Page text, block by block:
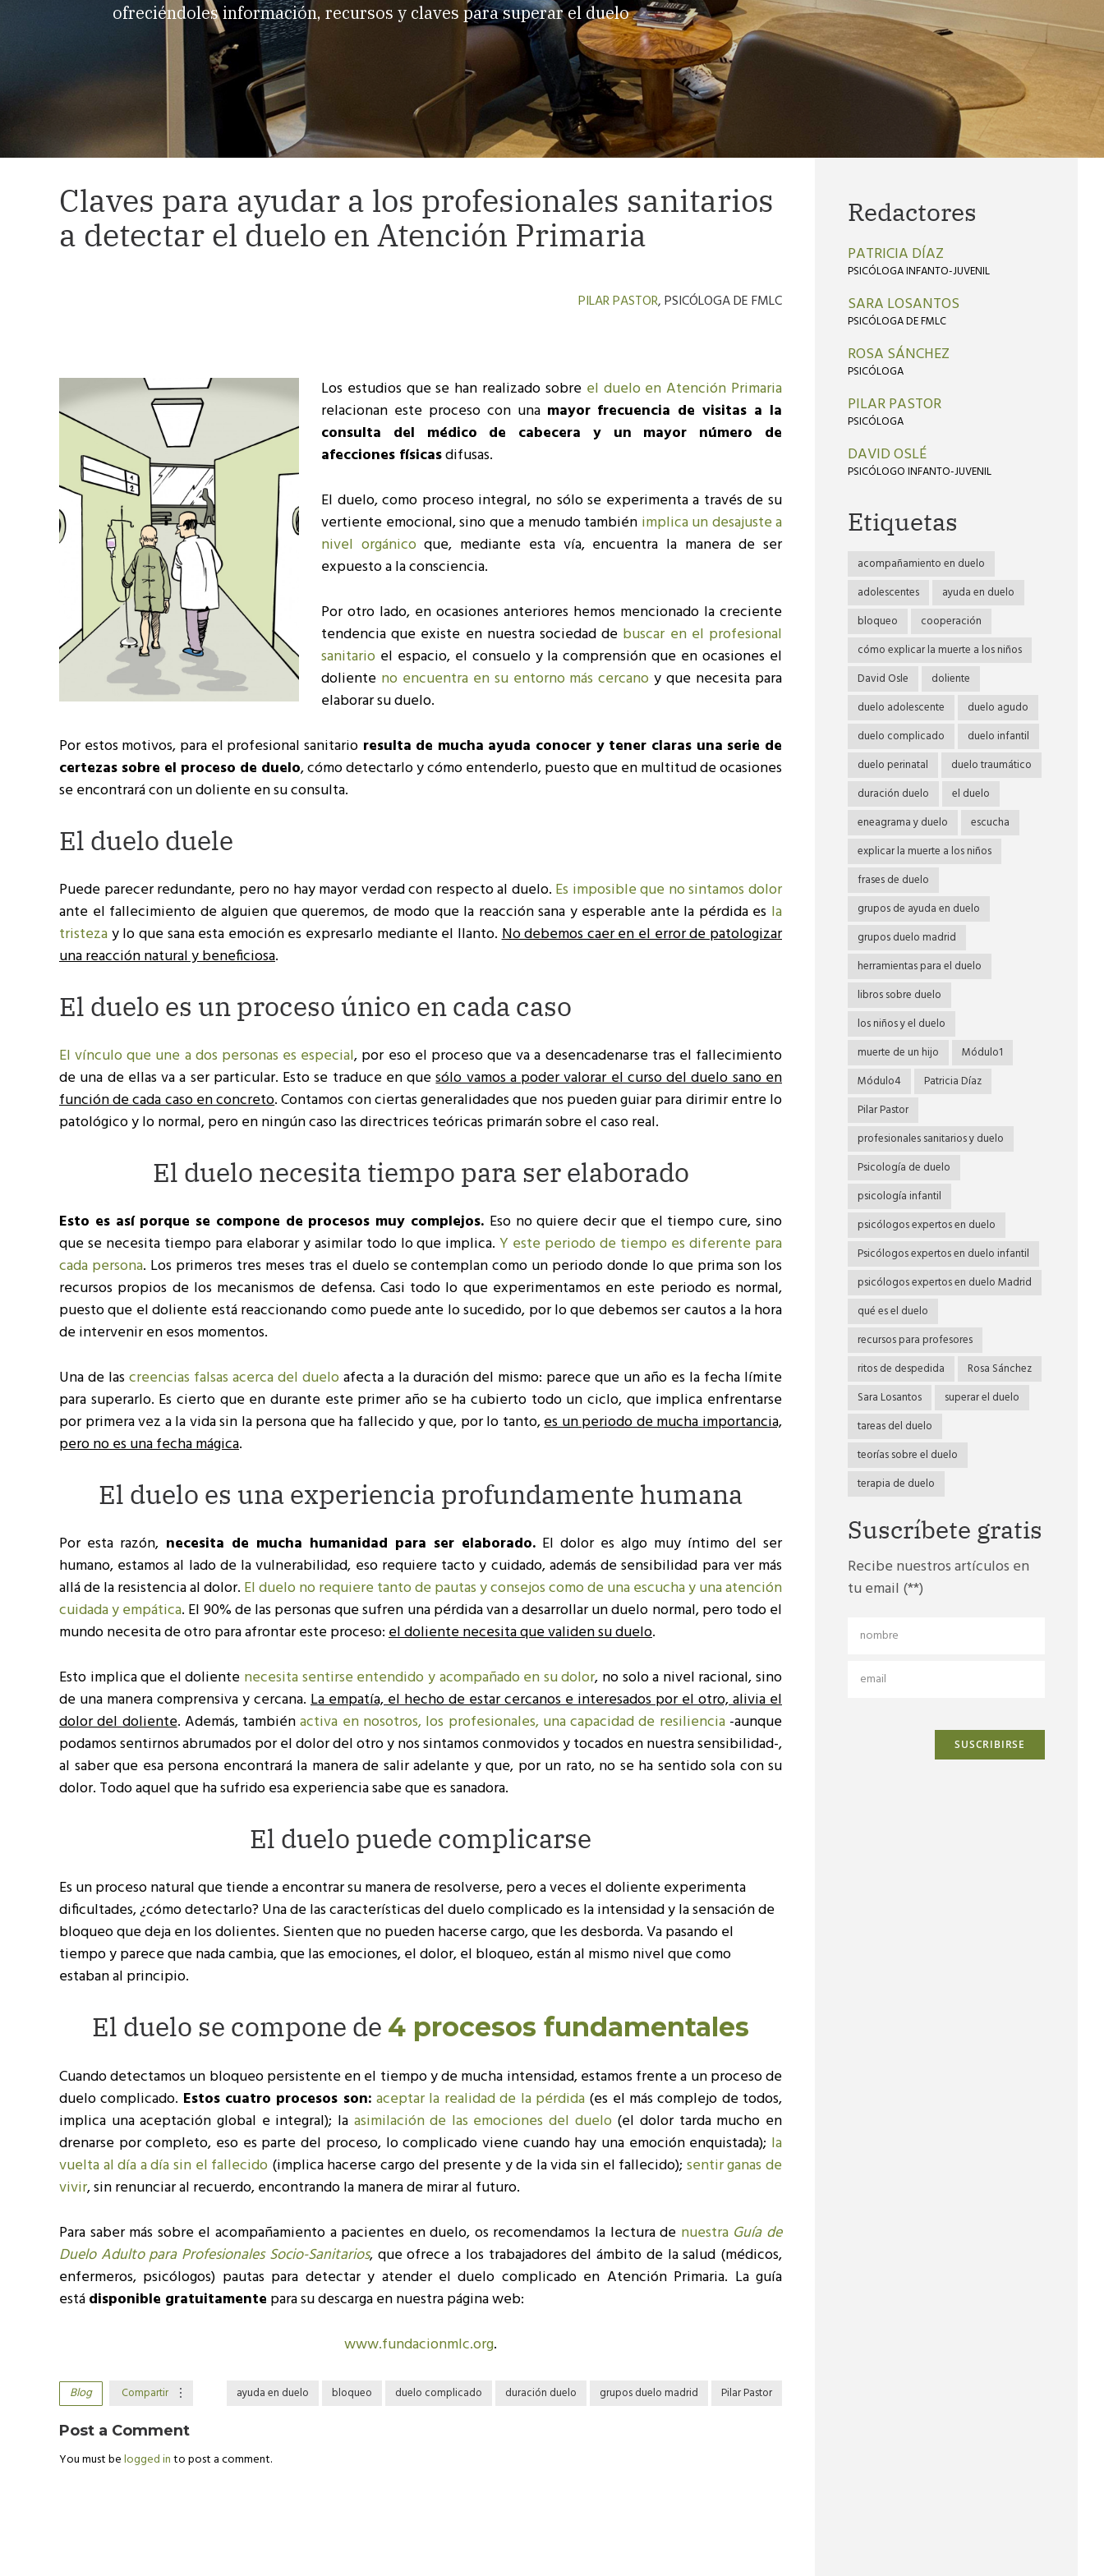
ofreciéndoles información, recursos y claves para superar el duelo
Claves para ayudar a los profesionales sanitarios
a detectar el duelo en Atención Primaria
PILAR PASTOR, PSICÓLOGA DE FMLC
Los estudios que se han realizado sobre el duelo en Atención Primaria
relacionan este proceso con una mayor frecuencia de visitas a la
consulta del médico de cabecera y un mayor número de
afecciones físicasdifusas.
El duelo, como proceso integral, no sólo se experimenta a través de su
vertiente emocional, sino que a menudo también implica un desajuste a
nivel orgánicoque, mediante esta vía, encuentra la manera de ser
expuesto a la consciencia.
Por otro lado, en ocasiones anteriores hemos mencionado la creciente
tendencia que existe en nuestra sociedad de buscar en el profesional
sanitario el espacio, el consuelo y la comprensión que en ocasiones el
doliente no encuentra en su entorno más cercano y que necesita para
elaborar su duelo.
Por estos motivos, para el profesional sanitarioresulta de mucha ayuda conocer y tener claras una serie de
certezas sobre el proceso de duelo, cómo detectarlo y cómo entenderlo, puesto que en multitud de ocasiones
se encontrará con un doliente en su consulta.
El duelo duele
Puede parecer redundante, pero no hay mayor verdad con respecto al duelo. Es imposible que no sintamos dolor
ante el fallecimiento de alguien que queremos, de modo que la reacción sana y esperable ante la pérdida es la
tristezay lo que sana esta emoción es expresarlo mediante el llanto.No debemos caer en el error de patologizar
una reacción natural y beneficiosa.
El duelo es un proceso único en cada caso
El vínculo que une a dos personas es especial, por eso el proceso que va a desencadenarse tras el fallecimiento
de una de ellas va a ser particular. Esto se traduce en quesólo vamos a poder valorar el curso del duelo sano en
función de cada caso en concreto. Contamos con ciertas generalidades que nos pueden guiar para dirimir entre lo
patológico y lo normal, pero en ningún caso las directrices teóricas primarán sobre el caso real.
El duelo necesita tiempo para ser elaborado
Esto es así porque se compone de procesos muy complejos. Eso no quiere decir que el tiempo cure, sino
que se necesita tiempo para elaborar y asimilar todo lo que implica.Y este periodo de tiempo es diferente para
cada persona. Los primeros tres meses tras el duelo se contemplan como un periodo donde lo que prima son los
recursos propios de los mecanismos de defensa. Casi todo lo que experimentamos en este periodo es normal,
puesto que el doliente está reaccionando como puede ante lo sucedido, por lo que debemos ser cautos a la hora
de intervenir en esos momentos.
Una de lascreencias falsas acerca del dueloafecta a la duración del mismo: parece que un año es la fecha límite
para superarlo. Es cierto que en durante este primer año se ha cubierto todo un ciclo, que implica enfrentarse
por primera vez a la vida sin la persona que ha fallecido y que, por lo tanto,es un periodo de mucha importancia,
pero no es una fecha mágica.
El duelo es una experiencia profundamente humana
Por esta razón, necesita de mucha humanidad para ser elaborado. El dolor es algo muy íntimo del ser
humano, estamos al lado de la vulnerabilidad, eso requiere tacto y cuidado, además de sensibilidad para ver más
allá de la resistencia al dolor. El duelo no requiere tanto de pautas y consejos como de una escucha y una atención
cuidada y empática. El 90% de las personas que sufren una pérdida van a desarrollar un duelo normal, pero todo el
mundo necesita de otro para afrontar este proceso:el doliente necesita que validen su duelo.
Esto implica que el doliente necesita sentirse entendido y acompañado en su dolor, no solo a nivel racional, sino
de una manera comprensiva y cercana. La empatía, el hecho de estar cercanos e interesados por el otro, alivia el
dolor del doliente. Además, tambiénactiva en nosotros, los profesionales, una capacidad de resiliencia-aunque
podamos sentirnos abrumados por el dolor del otro y nos sintamos conmovidos y tocados en nuestra sensibilidad-,
al saber que esa persona encontrará la manera de salir adelante y que, por un rato, no se ha sentido sola con su
dolor. Todo aquel que ha sufrido esa experiencia sabe que es sanadora.
El duelo puede complicarse
Es un proceso natural que tiende a encontrar su manera de resolverse, pero a veces el doliente experimenta
dificultades, ¿cómo detectarlo? Una de las características del duelo complicado es la intensidad y la sensación de
bloqueo que deja en los dolientes. Sienten que no pueden hacerse cargo, que les desborda. Va pasando el
tiempo y parece que nada cambia, que las emociones, el dolor, el bloqueo, están al mismo nivel que como
estaban al principio.
El duelo se compone de 4 procesos fundamentales
Cuando detectamos un bloqueo persistente en el tiempo y de mucha intensidad, estamos frente a un proceso de
duelo complicado. Estos cuatro procesos son: aceptar la realidad de la pérdida(es el más complejo de todos,
implica una aceptación global e integral); la asimilación de las emociones del duelo(el dolor tarda mucho en
drenarse por completo, eso es parte del proceso, lo complicado viene cuando hay una emoción enquistada); la
vuelta al día a día sin el fallecido (implica hacerse cargo del presente y de la vida sin el fallecido); sentir ganas de
vivir, sin renunciar al recuerdo, encontrando la manera de mirar al futuro.
Para saber más sobre el acompañamiento a pacientes en duelo, os recomendamos la lectura de nuestra Guía de
Duelo Adulto para Profesionales Socio-Sanitarios, que ofrece a los trabajadores del ámbito de la salud (médicos,
enfermeros, psicólogos) pautas para detectar y atender el duelo complicado en Atención Primaria. La guía
estádisponible gratuitamente para su descarga en nuestra página web:
www.fundacionmlc.org.
Blog Compartir ayuda en duelo bloqueo duelo complicado duración duelo grupos duelo madrid Pilar Pastor
Post a Comment
You must belogged into post a comment.
Redactores
PATRICIA DÍAZ
PSICÓLOGA INFANTO-JUVENIL
SARA LOSANTOS
PSICÓLOGA DE FMLC
ROSA SÁNCHEZ
PSICÓLOGA
PILAR PASTOR
PSICÓLOGA
DAVID OSLÉ
PSICÓLOGO INFANTO-JUVENIL
Etiquetas
acompañamiento en duelo
adolescentes
ayuda en duelo
bloqueo
cooperación
cómo explicar la muerte a los niños
David Osle
doliente
duelo adolescente
duelo agudo
duelo complicado
duelo infantil
duelo perinatal
duelo traumático
duración duelo
el duelo
eneagrama y duelo
escucha
explicar la muerte a los niños
frases de duelo
grupos de ayuda en duelo
grupos duelo madrid
herramientas para el duelo
libros sobre duelo
los niños y el duelo
muerte de un hijo
Módulo1
Módulo4
Patricia Díaz
Pilar Pastor
profesionales sanitarios y duelo
Psicología de duelo
psicología infantil
psicólogos expertos en duelo
Psicólogos expertos en duelo infantil
psicólogos expertos en duelo Madrid
qué es el duelo
recursos para profesores
ritos de despedida
Rosa Sánchez
Sara Losantos
superar el duelo
tareas del duelo
teorías sobre el duelo
terapia de duelo
Suscríbete gratis
Recibe nuestros artículos en
tu email (**)